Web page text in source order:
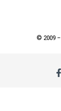
© 2009 –